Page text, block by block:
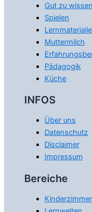
Gut zu wissen
Spielen
Muttermilch
Pädagogik
Küche
INFOS
Über uns
Datenschutz
Disclaimer
Impressum
Bereiche
Kinderzimmer